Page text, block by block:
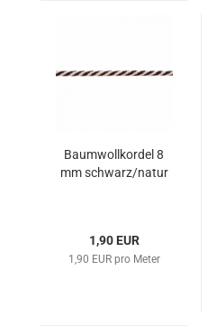
Baumwollkordel 8
mm schwarz/natur
1,90 EUR
1,90 EUR pro Meter